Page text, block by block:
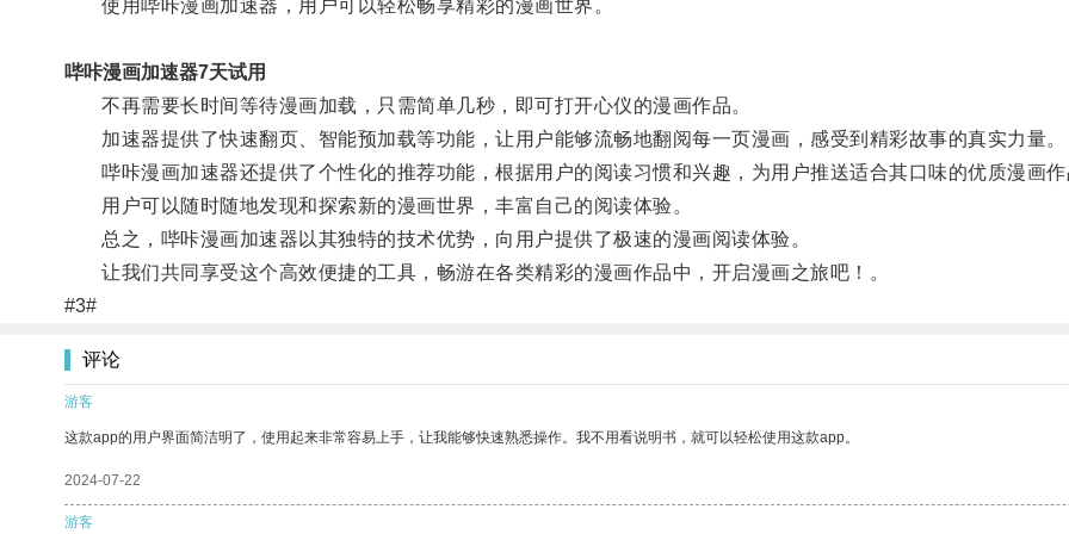
使用哔咔漫画加速器，用户可以轻松畅享精彩的漫画世界。
哔咔漫画加速器7天试用
不再需要长时间等待漫画加载，只需简单几秒，即可打开心仪的漫画作品。
加速器提供了快速翻页、智能预加载等功能，让用户能够流畅地翻阅每一页漫画，感受到精彩故事的真实力量。
哔咔漫画加速器还提供了个性化的推荐功能，根据用户的阅读习惯和兴趣，为用户推送适合其口味的优质漫画作
用户可以随时随地发现和探索新的漫画世界，丰富自己的阅读体验。
总之，哔咔漫画加速器以其独特的技术优势，向用户提供了极速的漫画阅读体验。
让我们共同享受这个高效便捷的工具，畅游在各类精彩的漫画作品中，开启漫画之旅吧！。
#3#
评论
游客
这款app的用户界面简洁明了，使用起来非常容易上手，让我能够快速熟悉操作。我不用看说明书，就可以轻松使用这款app。
2024-07-22
游客